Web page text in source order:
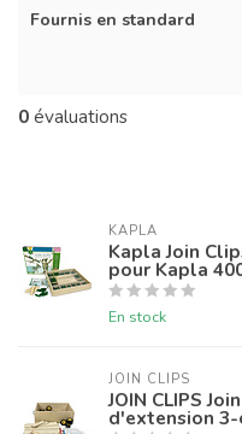
Fournis en standard
0évaluations
KAPLA
Kapla Join
pour Kapla
En stock
JOIN CLIPS
JOIN CLIPS
d'extension